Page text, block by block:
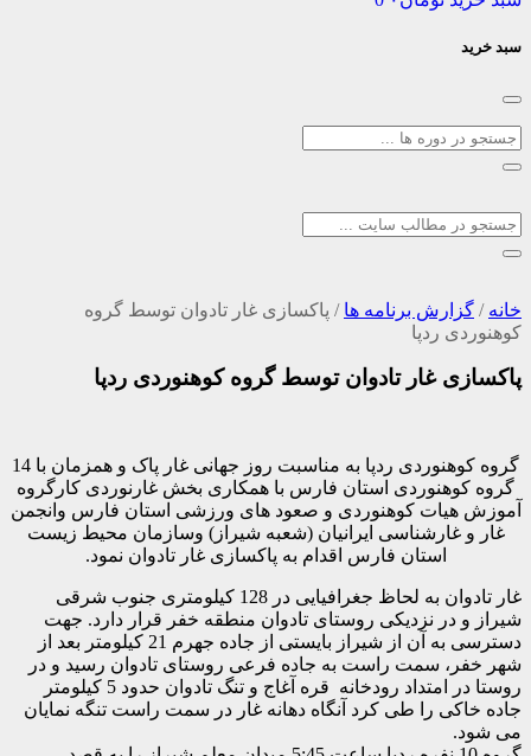
برنامه ها / پاکسازی غار تادوان توسط گروه
ردپا
غار تادوان توسط گروه کوهنوردی ردپا
گروه کوهنوردی ردپا به مناسبت روز جهانی غار پاک و همزمان با 14
استان فارس با همکاری بخش غارنوردی کارگروه
کوهنوردی و صعود های ورزشی استان فارس وانجمن
غارشناسی ایرانیان (شعبه شیراز) وسازمان محیط زیست
استان فارس اقدام به پاکسازی غار تادوان نمود.
غار تادوان به لحاظ جغرافیایی در 128 کیلومتری جنوب شرقی
نزدیکی روستای تادوان منطقه خفر قرار دارد. جهت
دسترسی به آن از شیراز بایستی از جاده جهرم 21 کیلومتر بعد از
سمت راست به جاده فرعی روستای تادوان رسید و در
روستا در امتداد رودخانه قره آغاج و تنگ تادوان حدود 5 کیلومتر
را طی کرد آنگاه دهانه غار در سمت راست تنگه نمایان